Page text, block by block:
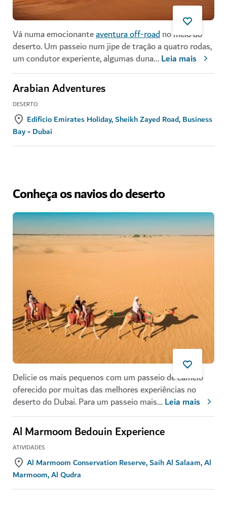
Vá numa emocionanteaventura off-roadno meio do
deserto. Um passeio num jipe de tração a quatro rodas,
um condutor experiente, algumas duna...Leia mais
Arabian Adventures
DESERTO
Edifício Emirates Holiday, Sheikh Zayed Road, Business
Bay - Dubai
Conheça os navios do deserto
Delicie os mais pequenos com um passeio de camelo
oferecido por muitas das melhores experiências no
deserto do Dubai. Para um passeio mais...Leia mais
Al Marmoom Bedouin Experience
ATIVIDADES
Al Marmoom Conservation Reserve, Saih Al Salaam, Al
Marmoom, Al Qudra